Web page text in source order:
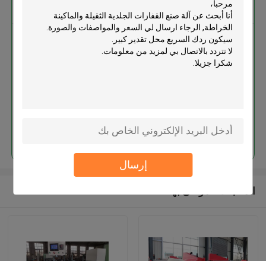
إرسال
احصل على افضل سعر ل
آلة صنع القفازات الجلدية الثقيلة
والماكينة الخراطة
استمر
المنتجات الموصى بها